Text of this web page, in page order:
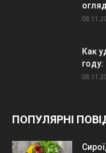
Как
ПОПУЛЯРНІ